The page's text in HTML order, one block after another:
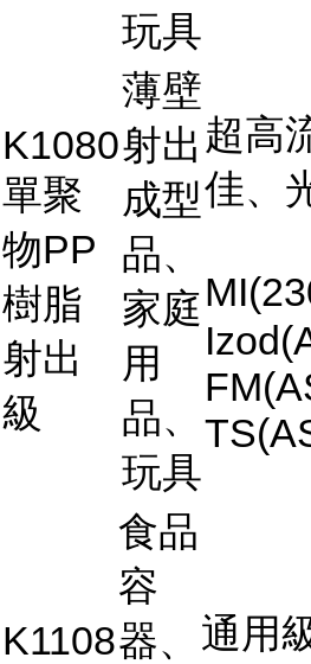
玩具
K1080
單聚
物PP
樹脂
射出
級
薄壁
射出
成型
品、
家庭
用
品、
玩具
超高
佳、
K1108
食品
容
器、 通用